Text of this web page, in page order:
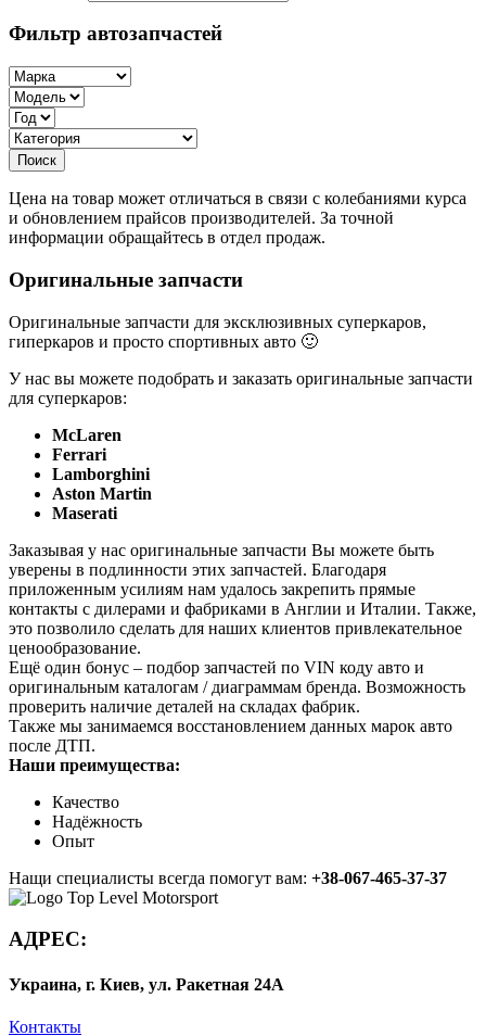
Фильтр автозапчастей
Цена на товар может отличаться в связи с колебаниями курса
и обновлением прайсов производителей. За точной
информации обращайтесь в отдел продаж.
Оригинальные запчасти
Оригинальные запчасти для эксклюзивных суперкаров,
гиперкаров и просто спортивных авто 🙂
У нас вы можете подобрать и заказать оригинальные запчасти
для суперкаров:
McLaren
Ferrari
Lamborghini
Aston Martin
Maserati
Заказывая у нас оригинальные запчасти Вы можете быть
уверены в подлинности этих запчастей. Благодаря
приложенным усилиям нам удалось закрепить прямые
контакты с дилерами и фабриками в Англии и Италии. Также,
это позволило сделать для наших клиентов привлекательное
ценообразование.
Ещё один бонус – подбор запчастей по VIN коду авто и
оригинальным каталогам / диаграммам бренда. Возможность
проверить наличие деталей на складах фабрик.
Также мы занимаемся восстановлением данных марок авто
после ДТП.
Наши преимущества:
Качество
Надёжность
Опыт
Нащи специалисты всегда помогут вам: +38-067-465-37-37
АДРЕС:
Украина, г. Киев, ул. Ракетная 24А
Контакты